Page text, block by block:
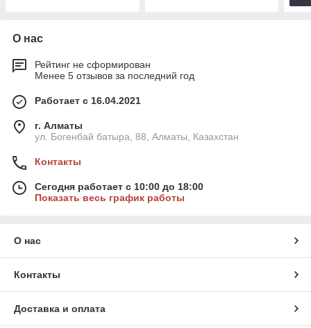
О нас
Рейтинг не сформирован
Менее 5 отзывов за последний год
Работает с 16.04.2021
г. Алматы
ул. Богенбай батыра, 88, Алматы, Казахстан
Контакты
Сегодня работает с 10:00 до 18:00
Показать весь график работы
О нас
Контакты
Доставка и оплата